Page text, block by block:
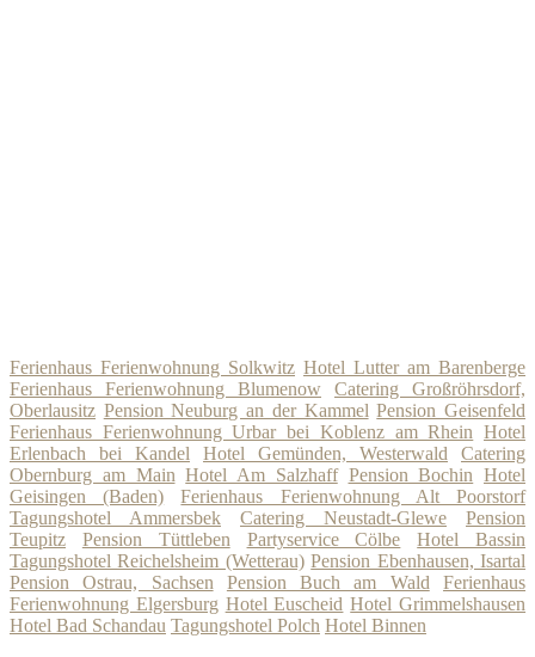
Ferienhaus Ferienwohnung Solkwitz Hotel Lutter am Barenberge
Ferienhaus Ferienwohnung Blumenow
Catering Großröhrsdorf,
Oberlausitz Pension Neuburg an der Kammel Pension Geisenfeld
Ferienhaus Ferienwohnung Urbar bei Koblenz am Rhein Hotel
Erlenbach bei Kandel
Hotel Gemünden, Westerwald
Catering
Obernburg am Main Hotel Am Salzhaff Pension Bochin Hotel
Geisingen (Baden)
Ferienhaus Ferienwohnung Alt Poorstorf
Tagungshotel Ammersbek
Catering Neustadt-Glewe
Pension
Teupitz
Pension Tüttleben Partyservice Cölbe
Hotel Bassin
Tagungshotel Reichelsheim (Wetterau) Pension Ebenhausen, Isartal
Pension Ostrau, Sachsen
Pension Buch am Wald
Ferienhaus
Ferienwohnung Elgersburg Hotel Euscheid Hotel Grimmelshausen
Hotel Bad Schandau Tagungshotel Polch Hotel Binnen